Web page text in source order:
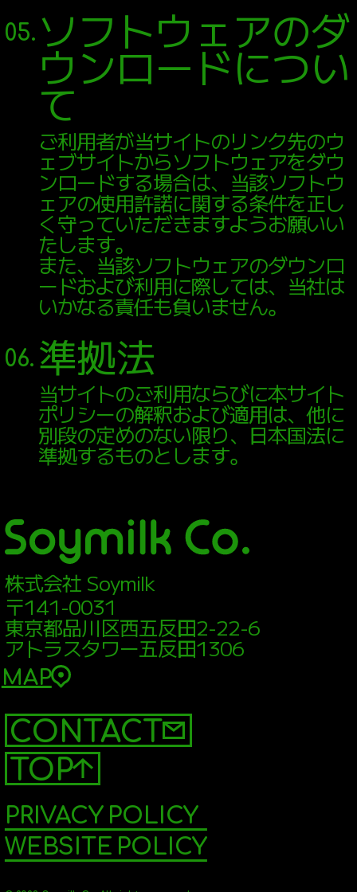
05. ソフトウェアのダ
ウンロードについ
て
ご利用者が当サイトのリンク先のウ
ェブサイトからソフトウェアをダウ
ンロードする場合は、当該ソフトウ
ェアの使用許諾に関する条件を正し
く守っていただきますようお願いい
たします。
また、当該ソフトウェアのダウンロ
ードおよび利用に際しては、当社は
いかなる責任も負いません。
06. 準拠法
当サイトのご利用ならびに本サイト
ポリシーの解釈および適用は、他に
別段の定めのない限り、日本国法に
準拠するものとします。
株式会社 Soymilk
〒141-0031
東京都品川区西五反田2-22-6
アトラスタワー五反田1306
MAP
CONTACT
TOP
PRIVACY POLICY
WEBSITE POLICY